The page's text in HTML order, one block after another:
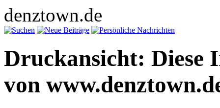
denztown.de
Druckansicht: Diese
von